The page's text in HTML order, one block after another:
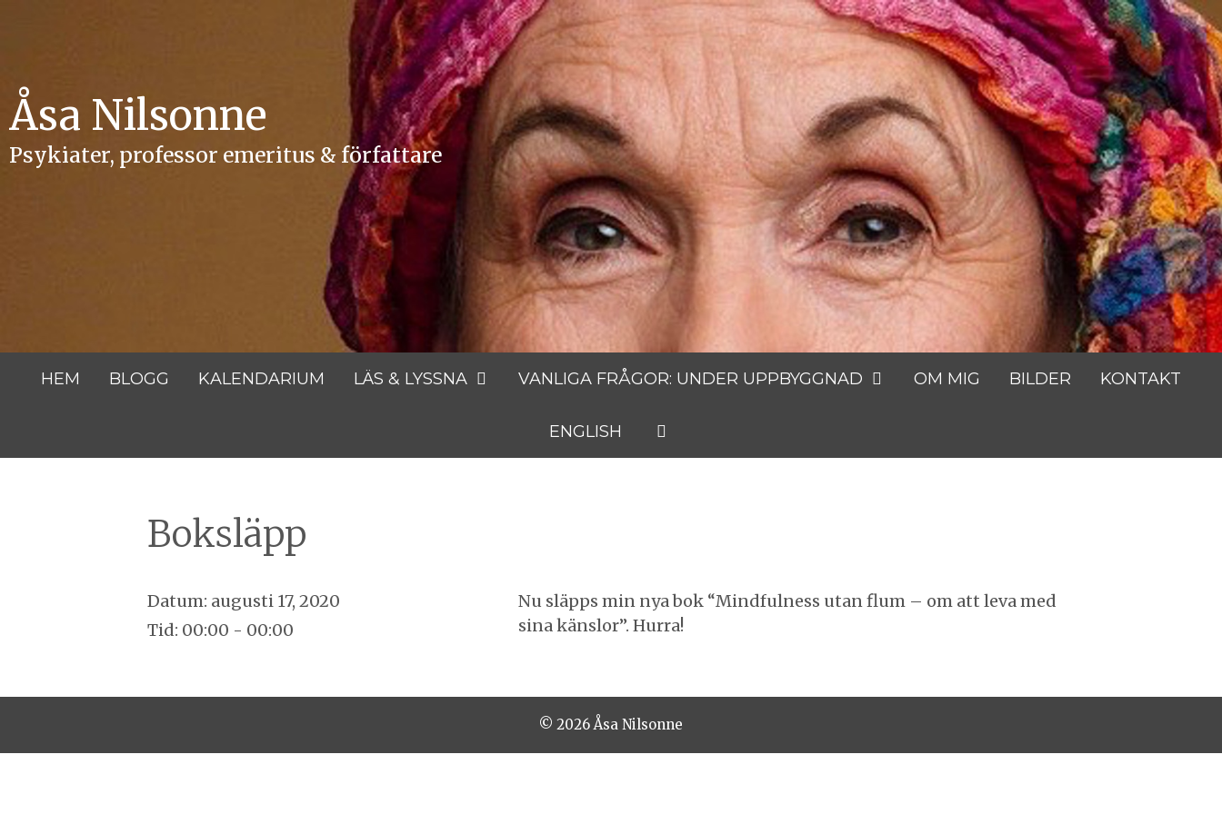
Åsa Nilsonne
Psykiater, professor emeritus & författare
HEM BLOGG KALENDARIUM LÄS & LYSSNA VANLIGA FRÅGOR: UNDER UPPBYGGNAD OM MIG BILDER KONTAKT
ENGLISH
Boksläpp
Datum: augusti 17, 2020
Tid: 00:00 - 00:00
Nu släpps min nya bok “Mindfulness utan flum – om att leva med
sina känslor”. Hurra!
© 2026 Åsa Nilsonne